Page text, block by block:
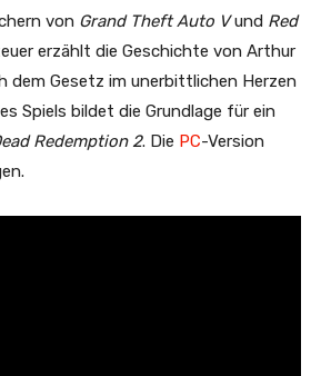
von Grand Theft Auto Vund Red
erzählt die Geschichte von Arthur
dem Gesetz im unerbittlichen Herzen
Spiels bildet die Grundlage für ein
Redemption 2. Die PC-Version